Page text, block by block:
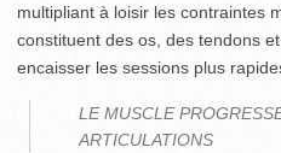
multipliant à loisir les contraintes
constituent des os, des tendons
encaisser les sessions plus
LE MUSCLE
ARTICULATIONS